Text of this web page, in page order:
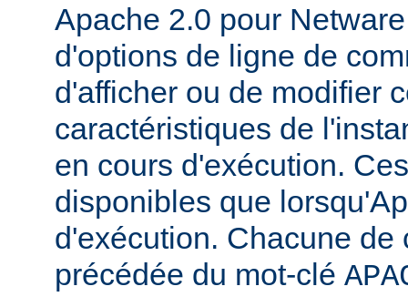
Apache 2.0 pour
d'options de ligne de
d'afficher ou de modifier
caractéristiques de
en cours d'exécution.
disponibles que
d'exécution. Chacune de
précédée du mot-clé